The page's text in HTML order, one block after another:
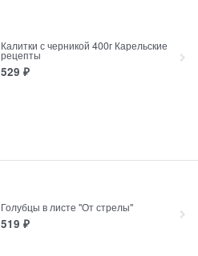
Калитки с черникой 400г Карельские
рецепты
529 ₽
Голубцы в листе "От стрелы"
519 ₽